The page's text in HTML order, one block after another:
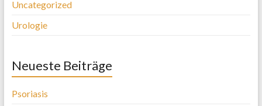
Uncategorized
Urologie
Neueste Beiträge
Psoriasis